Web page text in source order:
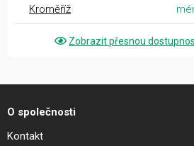
Kroměříž
Zobrazit přesnou
O společnosti
Kontakt